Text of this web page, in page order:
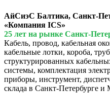
АйСиэС Балтика, Санкт-
«Компания ICS»
25 лет на рынке Санкт-
Кабель, провод, кабельная
кабельные лотки, короба,
структурированных
системы, комплектация
приборы, инструмент,
склада в Санкт-Петербурге и